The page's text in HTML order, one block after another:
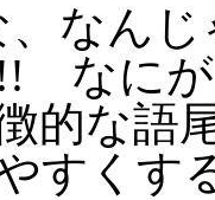
、なん
なに
的な語
すくす